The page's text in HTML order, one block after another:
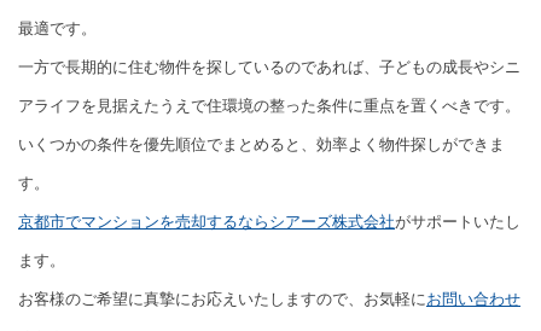
最適です。
一方で長期的に住む物件を探しているのであれば、子どもの成長やシニ
アライフを見据えたうえで住環境の整った条件に重点を置くべきです。
いくつかの条件を優先順位でまとめると、効率よく物件探しができま
す。
京都市でマンションを売却するならシアーズ株式会社がサポートいたし
ます。
お客様のご希望に真摯にお応えいたしますので、お気軽に お問い合わせ